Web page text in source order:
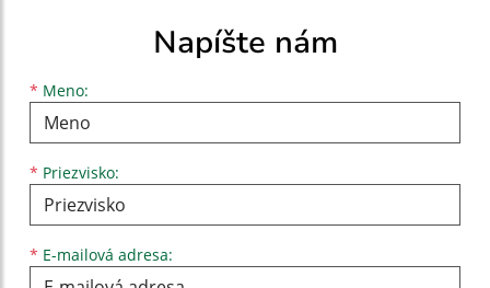
Napíšte nám
* Meno:
Meno
* Priezvisko:
Priezvisko
* E-mailová adresa:
E-mailová adresa